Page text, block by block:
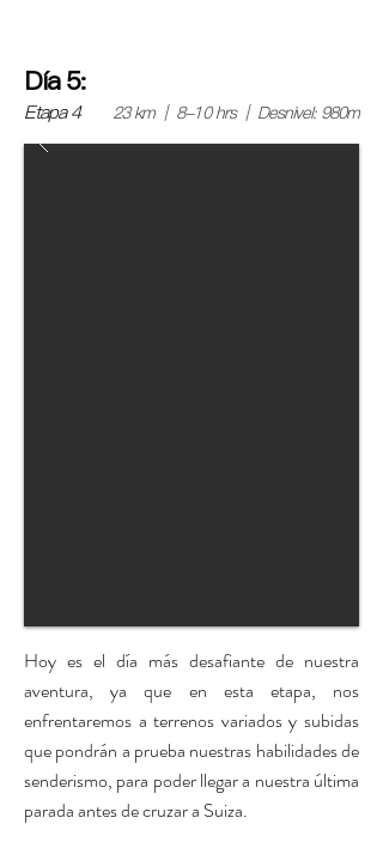
Día 5:
Etapa 4 23 km | 8-10 hrs | Desnivel: 980m
Hoy es el día más desafiante de nuestra
aventura, ya que en esta etapa, nos
enfrentaremos a terrenos variados y subidas
que pondrán a prueba nuestras habilidades de
senderismo, para poder llegar a nuestra última
parada antes de cruzar a Suiza.